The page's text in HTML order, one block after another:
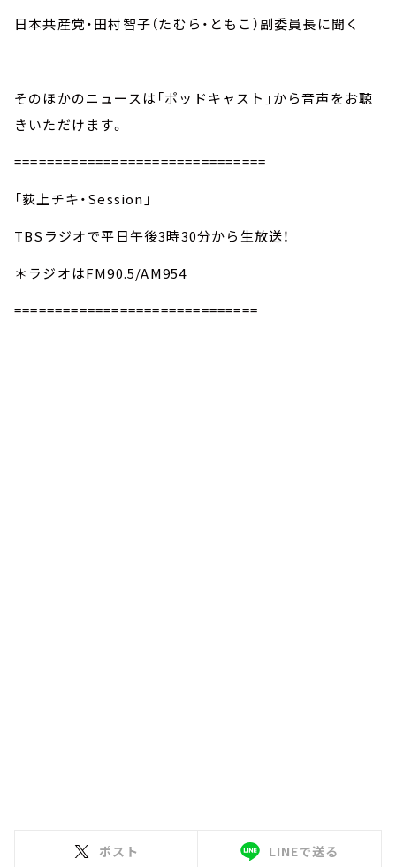
日本共産党・田村智子（たむら・ともこ）副委員長に聞く
そのほかのニュースは「ポッドキャスト」から音声をお聴
きいただけます。
===============================
「荻上チキ・Session」
TBSラジオで平日午後3時30分から生放送！
＊ラジオはFM90.5/AM954
==============================
ポスト LINEで送る